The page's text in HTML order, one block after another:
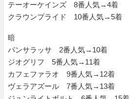
テーオーケインズ 8番人気→4着
クラウンプライド 10番人気→5着
暗
パンサラッサ 2番人気→10着
ジオグリフ 5番人気→11着
カフェファラオ 9番人気→12着
ヴェラアズール 7番人気→13着